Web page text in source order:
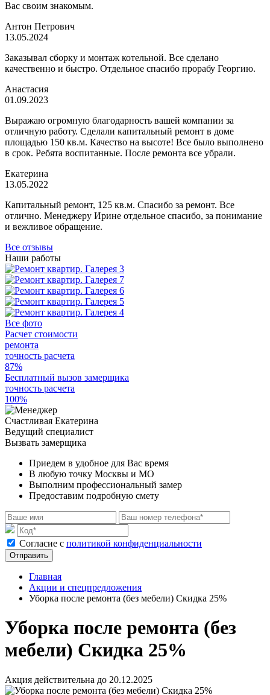
Вас своим знакомым.
Антон Петрович
13.05.2024
Заказывал сборку и монтаж котельной. Все сделано
качественно и быстро. Отдельное спасибо прорабу Георгию.
Анастасия
01.09.2023
Выражаю огромную благодарность вашей компании за
отличную работу. Сделали капитальный ремонт в доме
площадью 150 кв.м. Качество на высоте! Все было выполнено
в срок. Ребята воспитанные. После ремонта все убрали.
Екатерина
13.05.2022
Капитальный ремонт, 125 кв.м. Спасибо за ремонт. Все
отлично. Менеджеру Ирине отдельное спасибо, за понимание
и вежливое обращение.
Все отзывы
Наши работы
Все фото
Расчет стоимости
ремонта
точность расчета
87%
Бесплатный вызов замерщика
точность расчета
100%
Счастливая Екатерина
Ведущий специалист
Вызвать замерщика
Приедем в удобное для Вас время
В любую точку Москвы и МО
Выполним профессиональный замер
Предоставим подробную смету
Cогласие с политикой конфиденциальности
Отправить
Главная
Акции и спецпредложения
Уборка после ремонта (без мебели) Скидка 25%
Уборка после ремонта (без
мебели) Скидка 25%
Акция действительна до 20.12.2025